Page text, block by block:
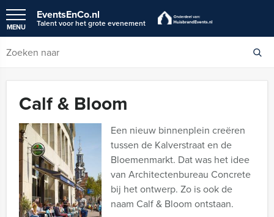
EventsEnCo.nl
Talent voor het grote evenement
MENU
Calf & Bloom
Een nieuw binnenplein creëren
tussen de Kalverstraat en de
Bloemenmarkt. Dat was het idee
van Architectenbureau Concrete
bij het ontwerp. Zo is ook de
naam Calf & Bloom ontstaan.